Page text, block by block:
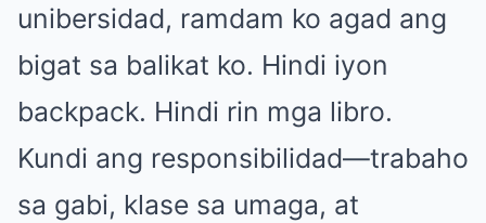
unibersidad, ramdam ko agad ang
bigat sa balikat ko. Hindi iyon
backpack. Hindi rin mga libro.
Kundi ang responsibilidad—trabaho
sa gabi, klase sa umaga, at